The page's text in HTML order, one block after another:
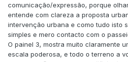
comunicação/expressão, porque
entende com clareza a proposta
intervenção urbana e como tudo isto
simples e mero contacto com o
O painel 3, mostra muito claramente
escala poderosa, e todo o terreno a